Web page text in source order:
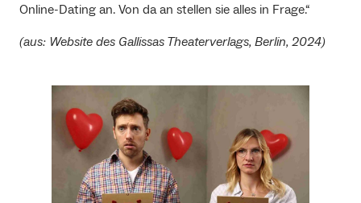
Online-Dating an. Von da an stellen sie alles in Frage.“
(aus: Website des Gallissas Theaterverlags, Berlin, 2024)